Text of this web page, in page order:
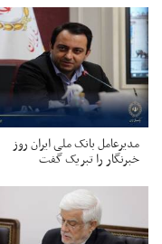
مدیرعامل بانک ملی ایران روز
خبرنگار را تبریک گفت